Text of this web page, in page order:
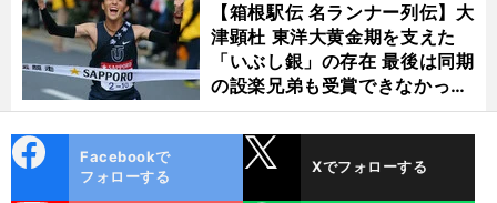
【箱根駅伝 名ランナー列伝】大
津顕杜 東洋大黄金期を支えた
「いぶし銀」の存在 最後は同期
の設楽兄弟も受賞できなかった
金栗杯に輝く
ok
Facebookで
フォローする
Xでフォローする